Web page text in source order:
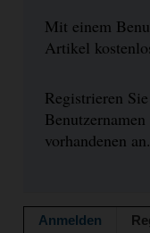
Mit einem
Artikel
Registrieren
vorhandenen an.
Anmelden